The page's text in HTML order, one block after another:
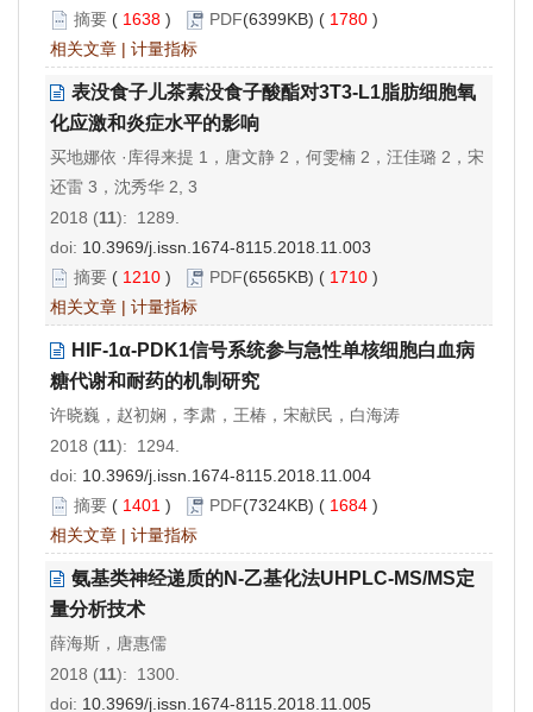
摘要 ( 1638 ) PDF(6399KB) ( 1780 )
相关文章 | 计量指标
表没食子儿茶素没食子酸酯对3T3-L1脂肪细胞氧
化应激和炎症水平的影响
买地娜依 ·库得来提 1，唐文静 2，何雯楠 2，汪佳璐 2，宋
还雷 3，沈秀华 2, 3
2018 (11): 1289.
doi: 10.3969/j.issn.1674-8115.2018.11.003
摘要 ( 1210 ) PDF(6565KB) ( 1710 )
相关文章 | 计量指标
HIF-1α-PDK1信号系统参与急性单核细胞白血病
糖代谢和耐药的机制研究
许晓巍，赵初娴，李肃，王椿，宋献民，白海涛
2018 (11): 1294.
doi: 10.3969/j.issn.1674-8115.2018.11.004
摘要 ( 1401 ) PDF(7324KB) ( 1684 )
相关文章 | 计量指标
氨基类神经递质的N-乙基化法UHPLC-MS/MS定
量分析技术
薛海斯，唐惠儒
2018 (11): 1300.
doi: 10.3969/j.issn.1674-8115.2018.11.005